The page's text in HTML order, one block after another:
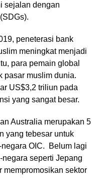
sejalan dengan
peneterasi bank
meningkat menjadi
para pemain global
pasar muslim dunia.
US$3,2 triliun pada
yang sangat besar.
Australia merupakan 5
yang tebesar untuk
OIC. Belum lagi
seperti Jepang
mempromosikan sektor